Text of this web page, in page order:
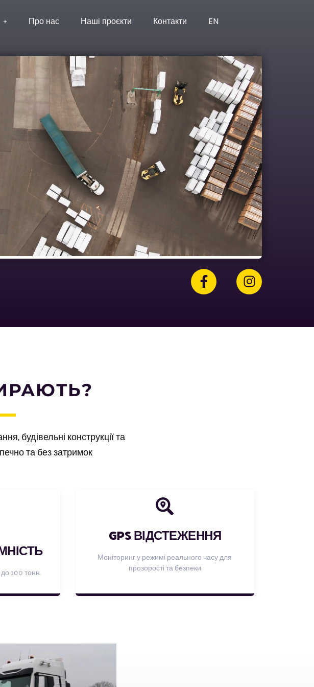
Про нас Наші проєкти Контакти EN
будівельні конструкції та
та без затримок
100 тонн.
GPS ВІДСТЕЖЕННЯ
Моніторинг у режимі реального часу для
прозорості та безпеки